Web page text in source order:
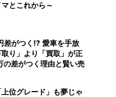
とこれから～
差がつく!? 愛車を手放
り」より「買取」が正
の差がつく理由と賢い売
上位グレード」も夢じゃ